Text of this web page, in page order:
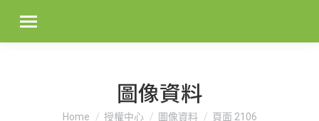
圖像資料
You are here:
Home 授權中心 圖像資料 頁面 2106